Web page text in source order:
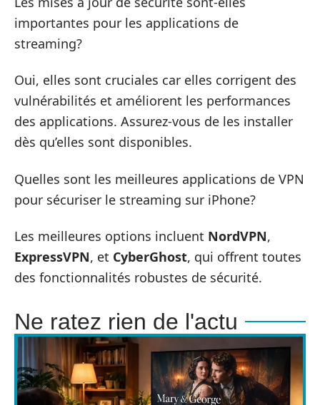
importantes pour les applications de
streaming?
Oui, elles sont cruciales car elles corrigent des
vulnérabilités et améliorent les performances
des applications. Assurez-vous de les installer
dès qu’elles sont disponibles.
Quelles sont les meilleures applications de VPN
pour sécuriser le streaming sur iPhone?
Les meilleures options incluent NordVPN,
ExpressVPN, et CyberGhost, qui offrent toutes
des fonctionnalités robustes de sécurité.
Ne ratez rien de l'actu